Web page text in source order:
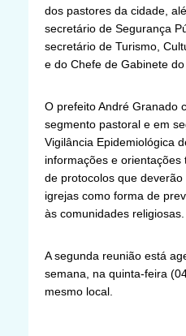
dos pastores da cidade,
secretário de Segurança
secretário de Turismo,
e do Chefe de Gabinete do
O prefeito André Granado
segmento pastoral e em
Vigilância Epidemiológica
informações e
de protocolos que
igrejas como forma de
às comunidades religiosas.
A segunda reunião está
semana, na quinta-feira
mesmo local.